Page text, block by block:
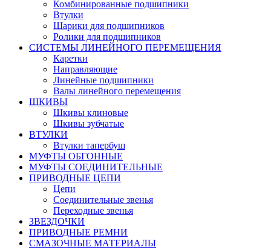
Комбинированные подшипники
Втулки
Шарики для подшипников
Ролики для подшипников
СИСТЕМЫ ЛИНЕЙНОГО ПЕРЕМЕЩЕНИЯ
Каретки
Направляющие
Линейные подшипники
Валы линейного перемещения
ШКИВЫ
Шкивы клиновые
Шкивы зубчатые
ВТУЛКИ
Втулки тапербуш
МУФТЫ ОБГОННЫЕ
МУФТЫ СОЕДИНИТЕЛЬНЫЕ
ПРИВОДНЫЕ ЦЕПИ
Цепи
Соединительные звенья
Переходные звенья
ЗВЕЗДОЧКИ
ПРИВОДНЫЕ РЕМНИ
СМАЗОЧНЫЕ МАТЕРИАЛЫ